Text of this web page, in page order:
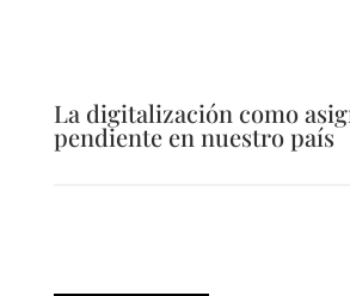
La digitalización como
pendiente en nuestro país